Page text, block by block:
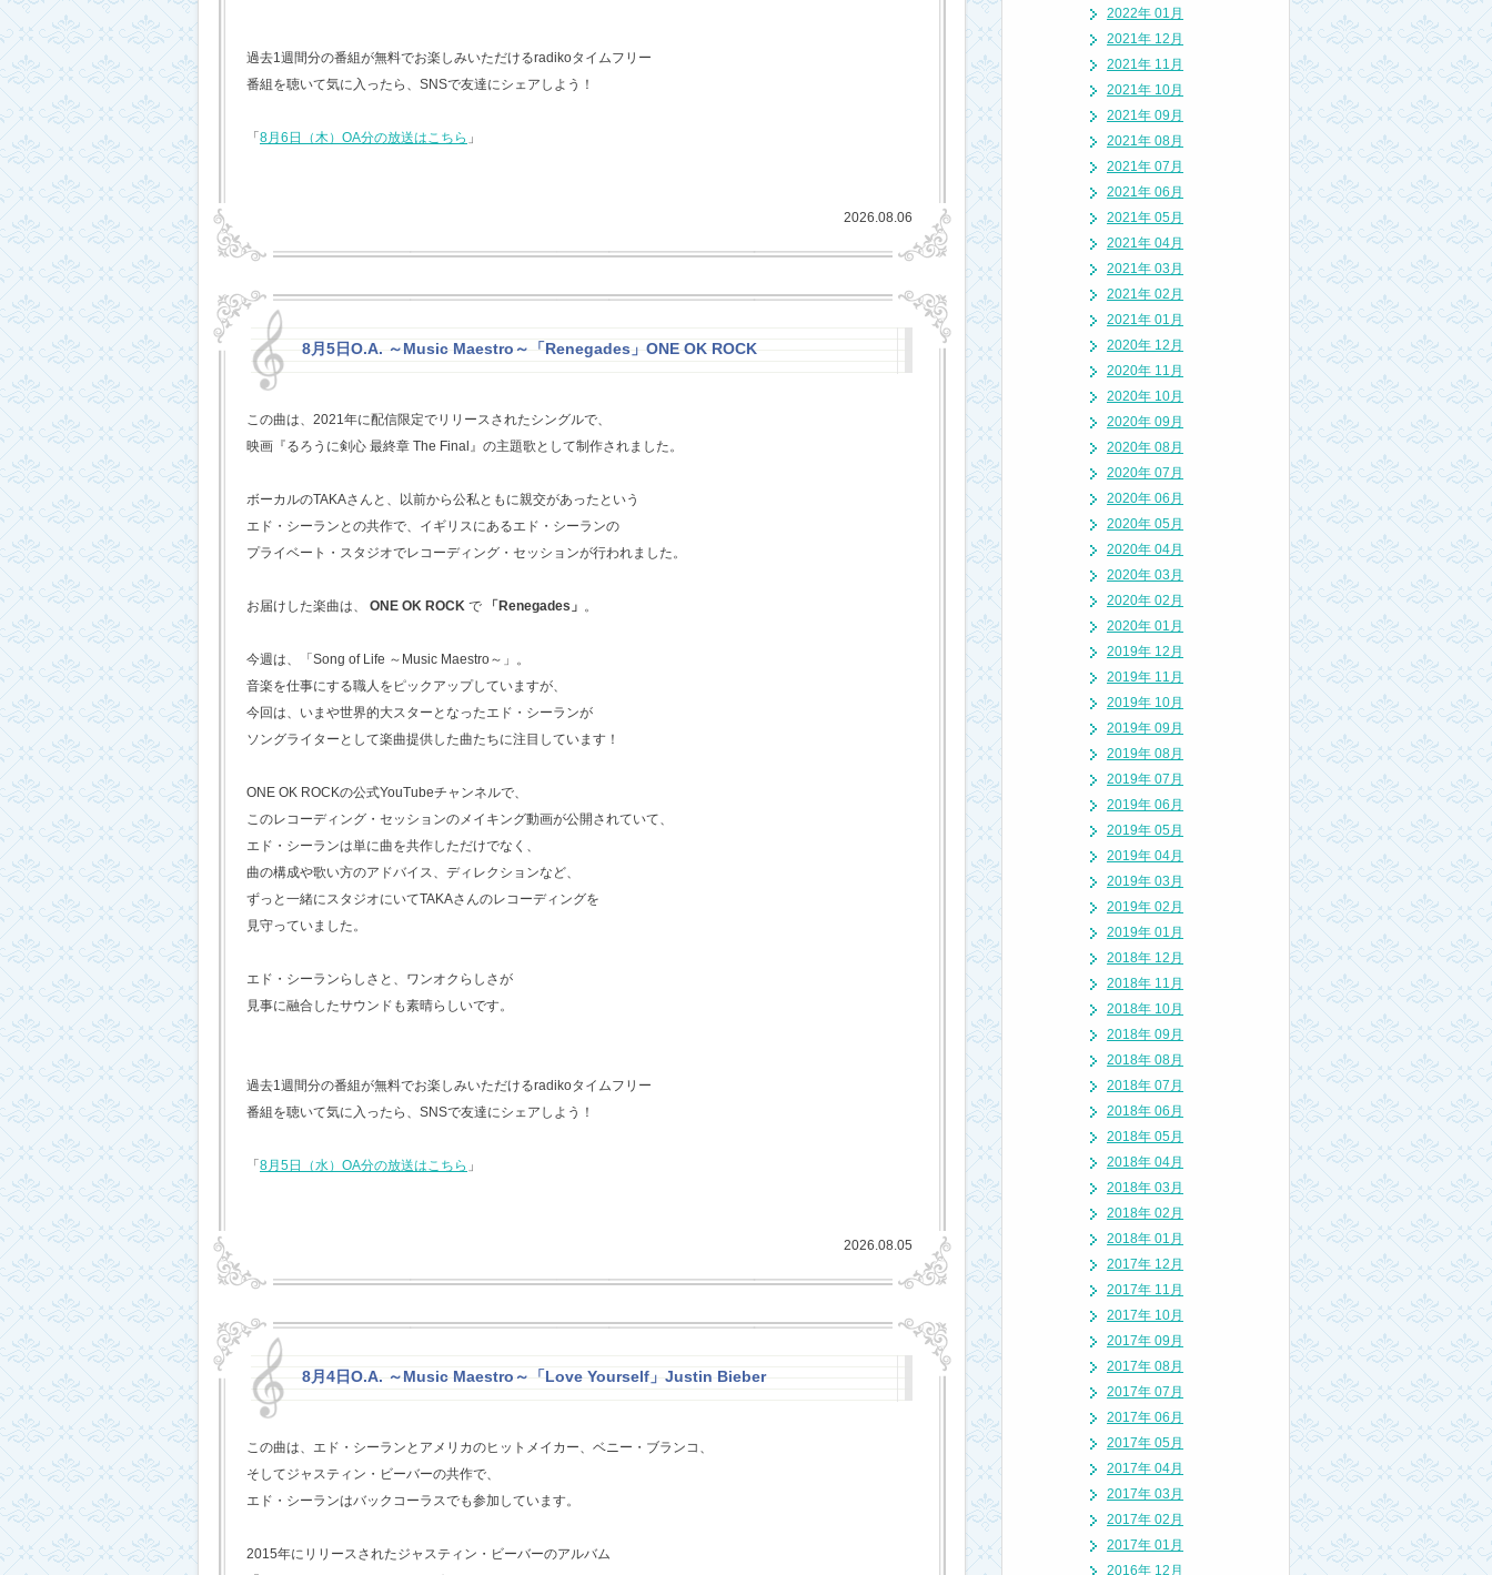
過去1週間分の番組が無料でお楽しみいただけるradikoタイムフリー
番組を聴いて気に入ったら、SNSで友達にシェアしよう！
「 8月6日（木）OA分の放送はこちら 」
2026.08.06
8月5日O.A. ～Music Maestro～「Renegades」ONE OK ROCK
この曲は、2021年に配信限定でリリースされたシングルで、
映画『るろうに剣心 最終章 The Final』の主題歌として制作されました。
ボーカルのTAKAさんと、以前から公私ともに親交があったという
エド・シーランとの共作で、イギリスにあるエド・シーランの
プライベート・スタジオでレコーディング・セッションが行われました。
お届けした楽曲は、 ONE OK ROCK で 「Renegades」 。
今週は、「Song of Life ～Music Maestro～」。
音楽を仕事にする職人をピックアップしていますが、
今回は、いまや世界的大スターとなったエド・シーランが
ソングライターとして楽曲提供した曲たちに注目しています！
ONE OK ROCKの公式YouTubeチャンネルで、
このレコーディング・セッションのメイキング動画が公開されていて、
エド・シーランは単に曲を共作しただけでなく、
曲の構成や歌い方のアドバイス、ディレクションなど、
ずっと一緒にスタジオにいてTAKAさんのレコーディングを
見守っていました。
エド・シーランらしさと、ワンオクらしさが
見事に融合したサウンドも素晴らしいです。
過去1週間分の番組が無料でお楽しみいただけるradikoタイムフリー
番組を聴いて気に入ったら、SNSで友達にシェアしよう！
「 8月5日（水）OA分の放送はこちら 」
2026.08.05
8月4日O.A. ～Music Maestro～「Love Yourself」Justin Bieber
この曲は、エド・シーランとアメリカのヒットメイカー、ベニー・ブランコ、
そしてジャスティン・ビーバーの共作で、
エド・シーランはバックコーラスでも参加しています。
2015年にリリースされたジャスティン・ビーバーのアルバム
2022年 01月
2021年 12月
2021年 11月
2021年 10月
2021年 09月
2021年 08月
2021年 07月
2021年 06月
2021年 05月
2021年 04月
2021年 03月
2021年 02月
2021年 01月
2020年 12月
2020年 11月
2020年 10月
2020年 09月
2020年 08月
2020年 07月
2020年 06月
2020年 05月
2020年 04月
2020年 03月
2020年 02月
2020年 01月
2019年 12月
2019年 11月
2019年 10月
2019年 09月
2019年 08月
2019年 07月
2019年 06月
2019年 05月
2019年 04月
2019年 03月
2019年 02月
2019年 01月
2018年 12月
2018年 11月
2018年 10月
2018年 09月
2018年 08月
2018年 07月
2018年 06月
2018年 05月
2018年 04月
2018年 03月
2018年 02月
2018年 01月
2017年 12月
2017年 11月
2017年 10月
2017年 09月
2017年 08月
2017年 07月
2017年 06月
2017年 05月
2017年 04月
2017年 03月
2017年 02月
2017年 01月
2016年 12月